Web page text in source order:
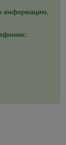
информацию,